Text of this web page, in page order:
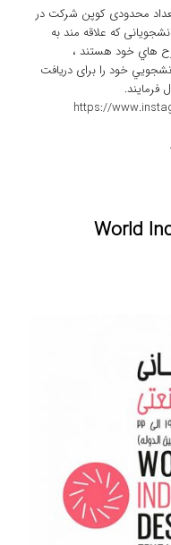
محدودی كوپن شركت در
از دانشجویانی که علاقه مند به
۹۷ و إرسال طرح هاي خود هستند ،
خود را برای دریافت
فرمایند.
World